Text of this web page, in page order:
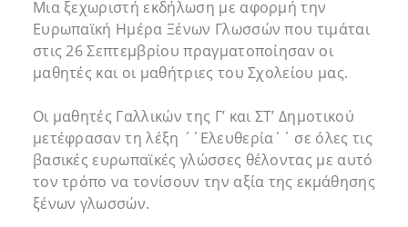
Μια ξεχωριστή εκδήλωση με αφορμή την
Ευρωπαϊκή Ημέρα Ξένων Γλωσσών που τιμάται
στις 26 Σεπτεμβρίου πραγματοποίησαν οι
μαθητές και οι μαθήτριες του Σχολείου μας.
Οι μαθητές Γαλλικών της Γ’ και ΣΤ’ Δημοτικού
μετέφρασαν τη λέξη ΄΄Ελευθερία΄΄ σε όλες τις
βασικές ευρωπαϊκές γλώσσες θέλοντας με αυτό
τον τρόπο να τονίσουν την αξία της εκμάθησης
ξένων γλωσσών.